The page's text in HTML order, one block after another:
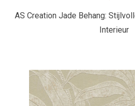
AS Creation Jade Behang:
Interieur